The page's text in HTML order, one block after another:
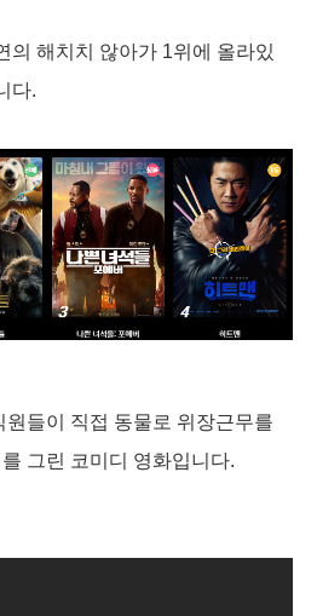
의 해치치 않아가 1위에 올라있
다.
들이 직접 동물로 위장근무를
그린 코미디 영화입니다.